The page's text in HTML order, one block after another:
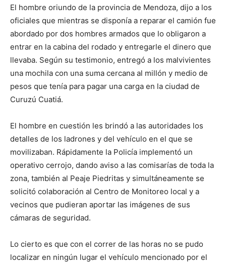
El hombre oriundo de la provincia de Mendoza, dijo a los
oficiales que mientras se disponía a reparar el camión fue
abordado por dos hombres armados que lo obligaron a
entrar en la cabina del rodado y entregarle el dinero que
llevaba. Según su testimonio, entregó a los malvivientes
una mochila con una suma cercana al millón y medio de
pesos que tenía para pagar una carga en la ciudad de
Curuzú Cuatiá.
El hombre en cuestión les brindó a las autoridades los
detalles de los ladrones y del vehículo en el que se
movilizaban. Rápidamente la Policía implementó un
operativo cerrojo, dando aviso a las comisarías de toda la
zona, también al Peaje Piedritas y simultáneamente se
solicitó colaboración al Centro de Monitoreo local y a
vecinos que pudieran aportar las imágenes de sus
cámaras de seguridad.
Lo cierto es que con el correr de las horas no se pudo
localizar en ningún lugar el vehículo mencionado por el